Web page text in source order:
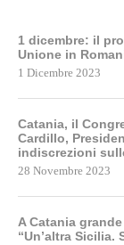
1 dicembre: il
Unione in
1 Dicembre 2023
Catania, il
Cardillo,
indiscrezioni
28 Novembre 2023
A Catania
“Un’altra Sicilia.